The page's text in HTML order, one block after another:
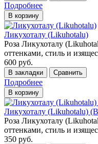
Подробнее
В корзину
Ликухоталу (Likuhotalu)
Роза Ликухоталу
оттенками, стиль и
600 руб.
В закладки Сравнить
Подробнее
В корзину
Ликухоталу (Likuhotalu)
Роза Ликухоталу
оттенками, стиль и
350 руб.